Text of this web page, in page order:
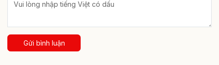
Gửi bình luận